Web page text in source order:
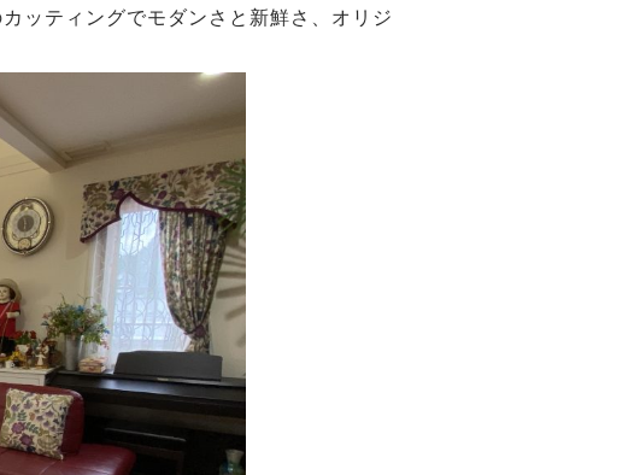
ッティングでモダンさと新鮮さ、オリジ